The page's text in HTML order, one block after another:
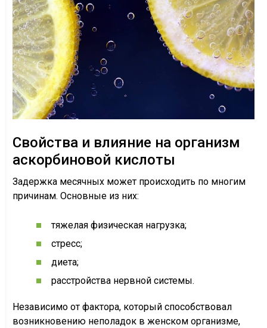
Свойства и влияние на организм
аскорбиновой кислоты
Задержка месячных может происходить по многим
причинам. Основные из них:
тяжелая физическая нагрузка;
стресс;
диета;
расстройства нервной системы.
Независимо от фактора, который способствовал
возникновению неполадок в женском организме,